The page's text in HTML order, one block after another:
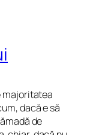
majoritatea
dacă e să
de